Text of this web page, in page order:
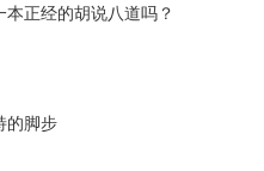
本正经的胡说八道吗？
的脚步